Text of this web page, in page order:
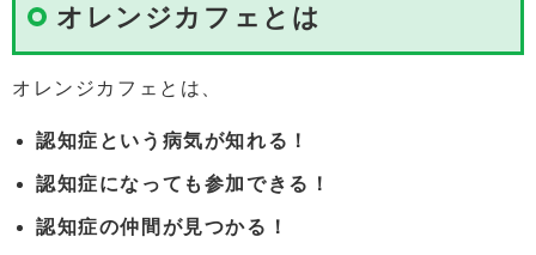
オレンジカフェとは
オレンジカフェとは、
認知症という病気が知れる！
認知症になっても参加できる！
認知症の仲間が見つかる！